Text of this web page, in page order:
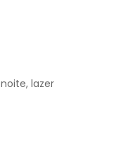
lazer